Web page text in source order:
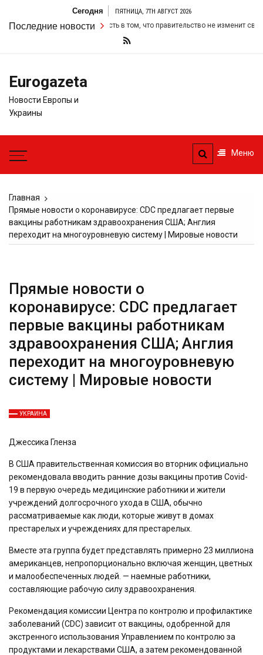
содержимому
Сегодня ПЯТНИЦА, 7TH АВГУСТ 2026
Последние новости
свою настойчивость в том, что правительство не изменит свои
Eurogazeta
Новости Европы и
Украины
Меню
Главная
Прямые новости о коронавирусе: CDC предлагает первые
вакцины работникам здравоохранения США; Англия
переходит на многоуровневую систему | Мировые новости
Прямые новости о
коронавирусе: CDC предлагает
первые вакцины работникам
здравоохранения США; Англия
переходит на многоуровневую
систему | Мировые новости
УКРАИНА
Джессика Гленза
В США правительственная комиссия во вторник официально
рекомендовала вводить ранние дозы вакцины против Covid-
19 в первую очередь медицинские работники и жители
учреждений долгосрочного ухода в США, обычно
рассматриваемые как люди, которые живут в домах
престарелых и учреждениях для престарелых.
Вместе эта группа будет представлять примерно 23 миллиона
американцев, непропорционально включая женщин, цветных
и малообеспеченных людей. — наемные работники,
составляющие рабочую силу здравоохранения.
Рекомендация комиссии Центра по контролю и профилактике
заболеваний (CDC) зависит от вакцины, одобренной для
экстренного использования Управлением по контролю за
продуктами и лекарствами США, а затем рекомендованной